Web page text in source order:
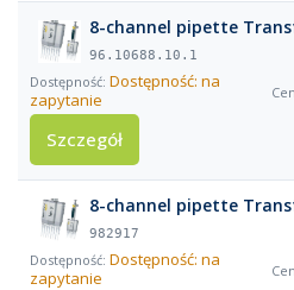
8-channel pipette
96.10688.10.1
Dostępność: na
zapytanie
Szczegół
8-channel pipette
982917
Dostępność: na
zapytanie